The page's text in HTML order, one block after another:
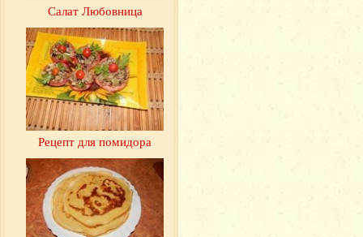
Салат Любовница
Рецепт для помидора